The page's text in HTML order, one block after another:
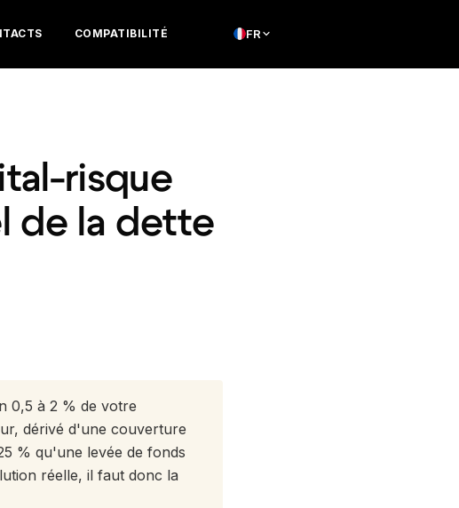
FR
COMPATIBILITÉ
risque
de la dette
0,5 à 2 % de votre
dérivé d'une couverture
% qu'une levée de fonds
réelle, il faut donc la